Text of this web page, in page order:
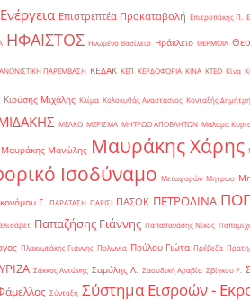
Ενέργεια Επιστρεπτέα Προκαταβολή Επιτροπάκης Π.
ΗΦΑΙΣΤΟΣ Ηνωμένο Βασίλειο Ηράκλειο ΘΕΡΜΟΙΛ
ΠΑΡΕΜΒΑΣΗ ΚΕΔΑΚ ΚΕΠ ΚΕΡΔΟΦΟΡΙΑ ΚΙΝΑ ΚΤΕΟ Κίνα
Κιούσης Μιχάλης Κλίμα Κολοκυθάς Αναστάσιος Κονταξής
ΜΕΛΚΟ ΜΕΡΙΣΜΑ ΜΗΤΡΩΟ ΑΠΟΒΛΗΤΩΝ Μάλαμα
Μαυράκης Μανώλης Μαυράκης Χάρης
Ισοδύναμο Μεταφορών Μητρώο
Γ. ΠΑΡΑΤΑΣΗ ΠΑΡΙΣΙ ΠΑΣΟΚ ΠΕΤΡΟΛΙΝΑ
Παπαζήσης Γιάννης Παπαθανάσης Νίκος
Πλακιωτάκης Γιάννης Πολωνία Πούλου Γιώτα Πρέβεζα
Σάκκος Αντώνης Σαμόλης Λ. Σαουδική Αραβία Σβίγκου Ρ.
Σύνταξη Σύστημα Εισροών -